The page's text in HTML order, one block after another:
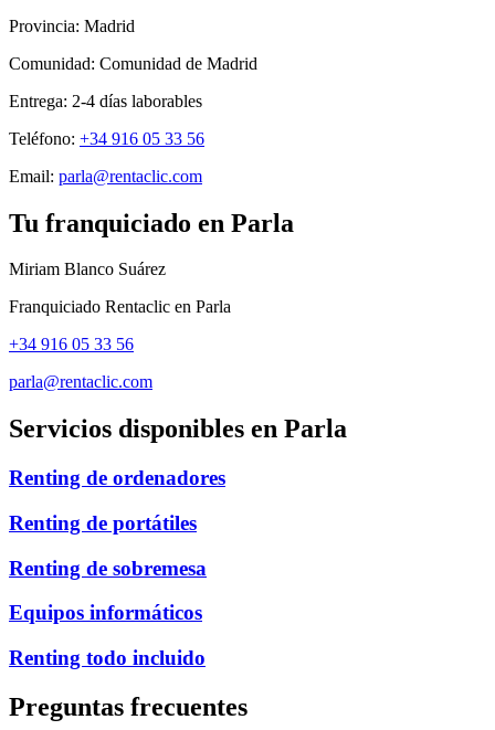
Provincia: Madrid
Comunidad: Comunidad de Madrid
Entrega: 2-4 días laborables
Teléfono: +34 916 05 33 56
Email: parla@rentaclic.com
Tu franquiciado en Parla
Miriam Blanco Suárez
Franquiciado Rentaclic en Parla
+34 916 05 33 56
parla@rentaclic.com
Servicios disponibles en Parla
Renting de ordenadores
Renting de portátiles
Renting de sobremesa
Equipos informáticos
Renting todo incluido
Preguntas frecuentes